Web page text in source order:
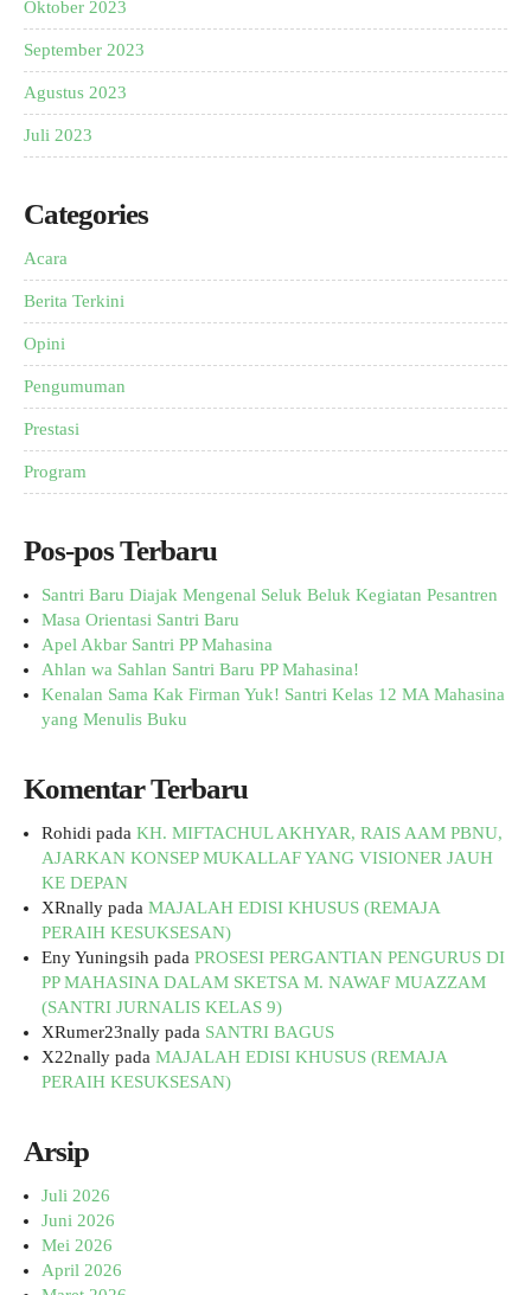
Oktober 2023
September 2023
Agustus 2023
Juli 2023
Categories
Acara
Berita Terkini
Opini
Pengumuman
Prestasi
Program
Pos-pos Terbaru
Santri Baru Diajak Mengenal Seluk Beluk Kegiatan Pesantren
Masa Orientasi Santri Baru
Apel Akbar Santri PP Mahasina
Ahlan wa Sahlan Santri Baru PP Mahasina!
Kenalan Sama Kak Firman Yuk! Santri Kelas 12 MA Mahasina
yang Menulis Buku
Komentar Terbaru
Rohidi pada KH. MIFTACHUL AKHYAR, RAIS AAM PBNU,
AJARKAN KONSEP MUKALLAF YANG VISIONER JAUH
KE DEPAN
XRnally pada MAJALAH EDISI KHUSUS (REMAJA
PERAIH KESUKSESAN)
Eny Yuningsih pada PROSESI PERGANTIAN PENGURUS DI
PP MAHASINA DALAM SKETSA M. NAWAF MUAZZAM
(SANTRI JURNALIS KELAS 9)
XRumer23nally pada SANTRI BAGUS
X22nally pada MAJALAH EDISI KHUSUS (REMAJA
PERAIH KESUKSESAN)
Arsip
Juli 2026
Juni 2026
Mei 2026
April 2026